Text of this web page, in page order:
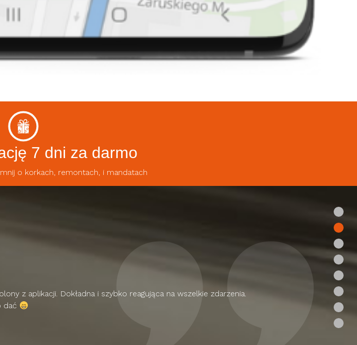
7 dni za darmo
o korkach, remontach, i mandatach
z aplikacji. Dokładna i szybko reagująca na wszelkie zdarzenia.
dać